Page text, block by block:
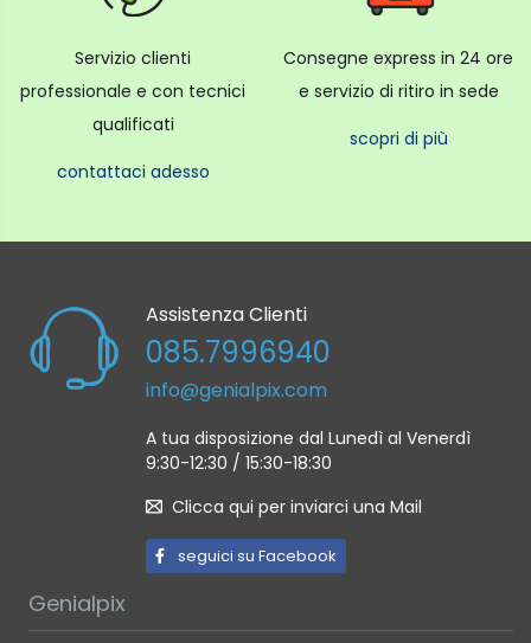
Servizio clienti
professionale e con tecnici
qualificati
contattaci adesso
Consegne express in 24 ore
e servizio di ritiro in sede
scopri di più
Assistenza Clienti
085.7996940
info@genialpix.com
A tua disposizione dal Lunedì al Venerdì
9:30-12:30 / 15:30-18:30
Clicca qui per inviarci una Mail
seguici su Facebook
Genialpix